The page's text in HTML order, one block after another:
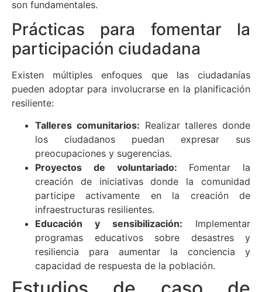
son fundamentales.
Prácticas para fomentar la
participación ciudadana
Existen múltiples enfoques que las ciudadanías
pueden adoptar para involucrarse en la planificación
resiliente:
Talleres comunitarios: Realizar talleres donde
los ciudadanos puedan expresar sus
preocupaciones y sugerencias.
Proyectos de voluntariado: Fomentar la
creación de iniciativas donde la comunidad
participe activamente en la creación de
infraestructuras resilientes.
Educación y sensibilización: Implementar
programas educativos sobre desastres y
resiliencia para aumentar la conciencia y
capacidad de respuesta de la población.